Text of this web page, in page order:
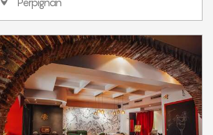
Perpignan